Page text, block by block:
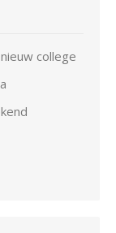
college